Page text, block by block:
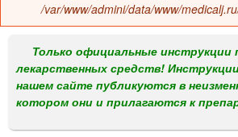
о
м
е
н
ошибке
/var/www/admini/data/www/
Только официальные инструкции
лекарственных средств!
нашем сайте публикуются в
котором они и прилагаются к